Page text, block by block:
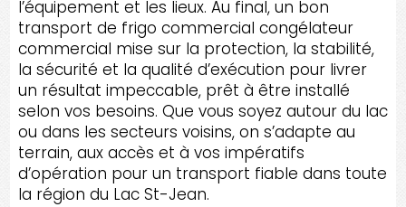
l’équipement et les lieux. Au final, un bon
transport de frigo commercial congélateur
commercial mise sur la protection, la stabilité,
la sécurité et la qualité d’exécution pour livrer
un résultat impeccable, prêt à être installé
selon vos besoins. Que vous soyez autour du lac
ou dans les secteurs voisins, on s’adapte au
terrain, aux accès et à vos impératifs
d’opération pour un transport fiable dans toute
la région du Lac St-Jean.